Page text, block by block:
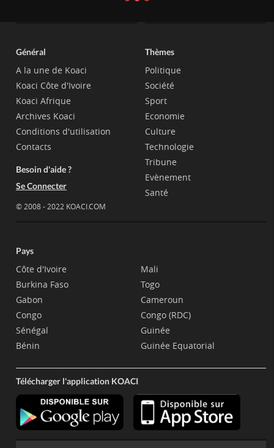
Général
A la une de Koaci
Koaci Côte d'Ivoire
Koaci Afrique
Archives Koaci
Conditions d'utilisation
Contacts
Besoin d'aide ?
Se Connecter
© 2008 - 2022 KOACI.COM
Thèmes
Politique
Société
Sport
Economie
Culture
Technologie
Tribune
Evènement
Santé
Pays
Côte d'Ivoire
Burkina Faso
Gabon
Congo
Sénégal
Bénin
Mali
Togo
Cameroun
Congo (RDC)
Guinée
Guinée Equatorial
Télécharger l'application KOACI